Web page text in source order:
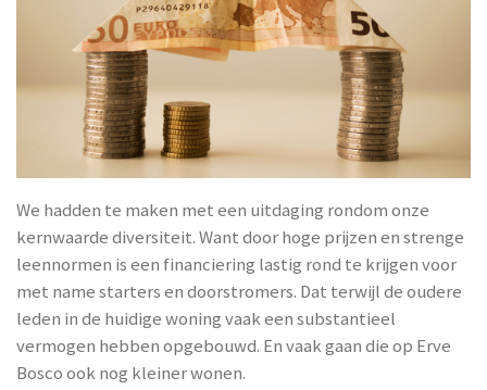
We hadden te maken met een uitdaging rondom onze
kernwaarde diversiteit. Want door hoge prijzen en strenge
leennormen is een financiering lastig rond te krijgen voor
met name starters en doorstromers. Dat terwijl de oudere
leden in de huidige woning vaak een substantieel
vermogen hebben opgebouwd. En vaak gaan die op Erve
Bosco ook nog kleiner wonen.